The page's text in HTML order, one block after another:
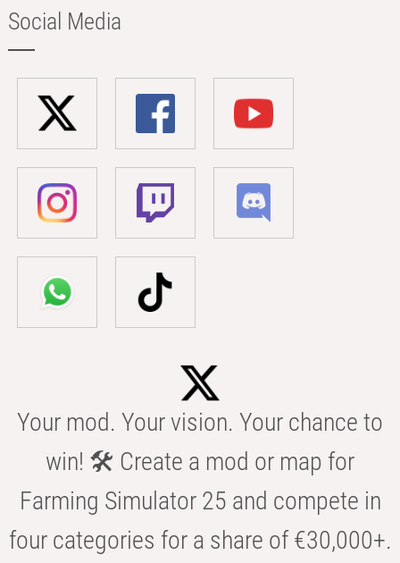
Social Media
Your mod. Your vision. Your chance to
win! 🛠️ Create a mod or map for
Farming Simulator 25 and compete in
four categories for a share of €30,000+.